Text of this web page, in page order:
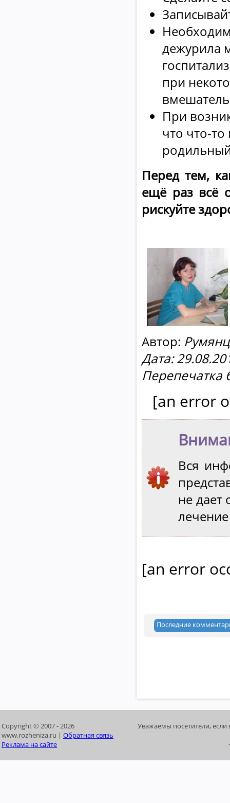
дежурила
при
При
что что-
Перед тем,
ещё раз всё
рискуйте
Автор:
Дата:
Перепечатка
[an error
Вся
не дает
[an error
Последние
Copyright © 2007 -2026
www.rozheniza.ru | Обратная связь
Реклама на сайте
Уважаемы посетители,